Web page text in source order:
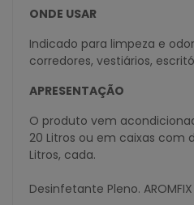
ONDE USAR
Indicado para limpeza e
corredores, vestiários,
APRESENTAÇÃO
O produto vem
20 Litros ou em caixas com
Litros, cada.
Desinfetante Pleno.